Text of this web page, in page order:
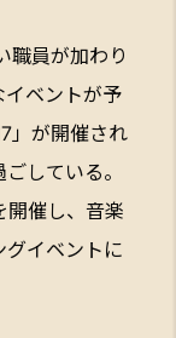
職員が加わり
イベントが予
」が開催され
している。
開催し、音楽
イベントに